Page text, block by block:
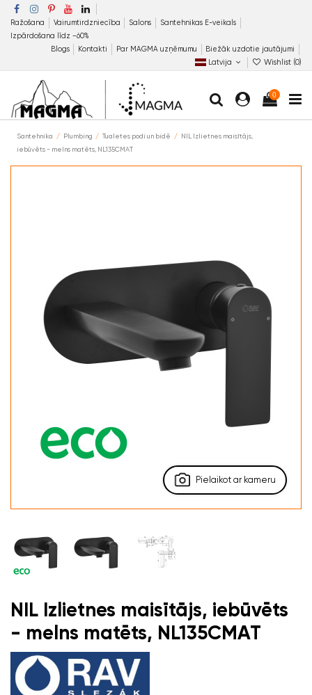
Ražošana Vairumtirdzniecība Salons
Santehnikas E-veikals
Izpārdošana līdz −60%
Blogs
Kontakti Par MAGMA uzņēmumu
Biežāk uzdotie jautājumi
Latvija
Wishlist (0)
0
Santehnika Plumbing Tualetes podi un bidē
NIL Izlietnes maisītājs,
iebūvēts - melns matēts, NL135CMAT
Pielaikot ar kameru
NIL Izlietnes maisītājs, iebūvēts
- melns matēts, NL135CMAT